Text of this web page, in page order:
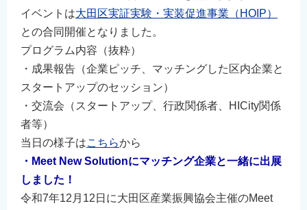
イベントは大田区実証実験・実装促進事業（HOIP）
との合同開催となりました。
プログラム内容（抜粋）
・成果報告（企業ピッチ、マッチングした区内企業と
スタートアップのセッション）
・交流会（スタートアップ、行政関係者、HICity関係
者等）
当日の様子はこちらから
・Meet New Solutionにマッチング企業と一緒に出展
しました！
令和7年12月12日に大田区産業振興協会主催のMeet